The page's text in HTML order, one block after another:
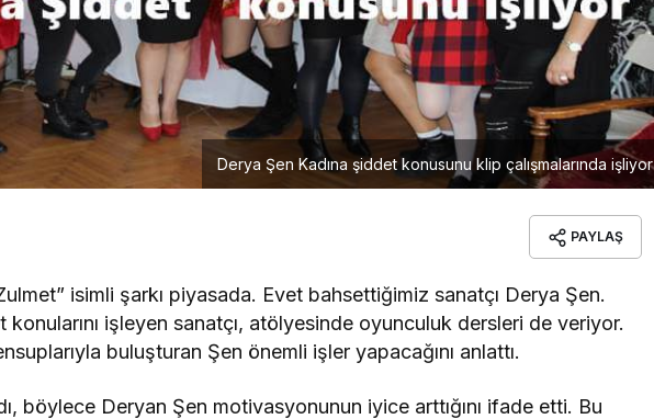
Derya Şen Kadına şiddet konusunu klip çalışmalarında işliyor
PAYLAŞ
isimli şarkı piyasada. Evet bahsettiğimiz sanatçı Derya Şen.
konularını işleyen sanatçı, atölyesinde oyunculuk dersleri de veriyor.
buluşturan Şen önemli işler yapacağını anlattı.
böylece Deryan Şen motivasyonunun iyice arttığını ifade etti. Bu